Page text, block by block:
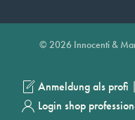
© 2026 Innocenti &
Anmeldung als profi |
Login shop